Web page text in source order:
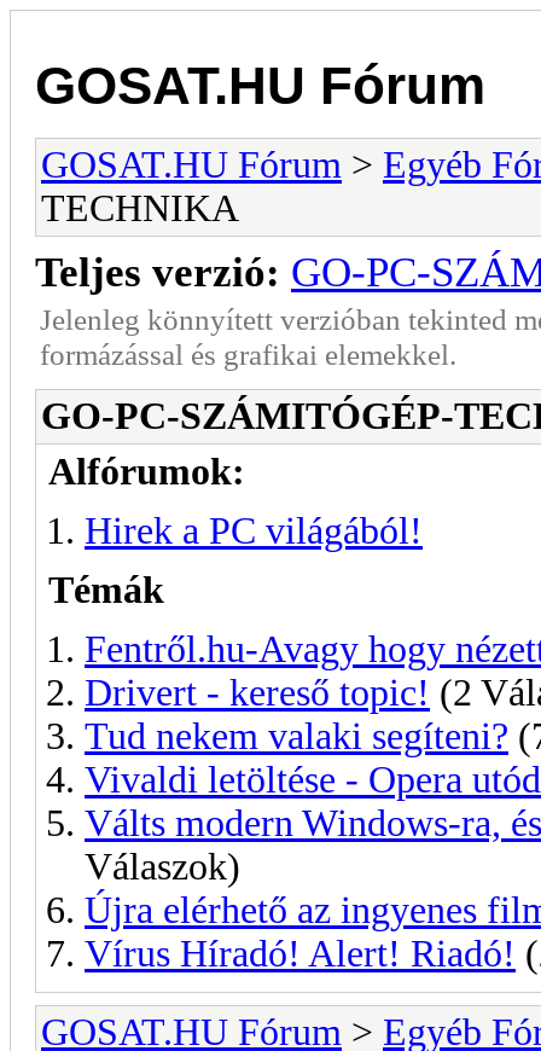
GOSAT.HU Fórum
GOSAT.HU Fórum > Egyéb
TECHNIKA
Teljes verzió: GO-PC-
Jelenleg könnyített verzióban tekinted
formázással és grafikai elemekkel.
GO-PC-SZÁMITÓGÉP-
Alfórumok:
Hirek a PC világából!
Témák
Fentről.hu-Avagy hogy
Drivert - kereső topic! (2
Tud nekem valaki segíteni?
Vivaldi letöltése - Opera
Válts modern Windows-ra,
Válaszok)
Újra elérhető az ingyenes
Vírus Híradó! Alert! Riadó!
GOSAT.HU Fórum > Egyéb